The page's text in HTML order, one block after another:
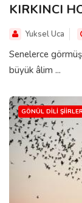
KIRKINCI
Yuksel Uca
Senelerce
büyük âlim ...
GÖNÜL DILI